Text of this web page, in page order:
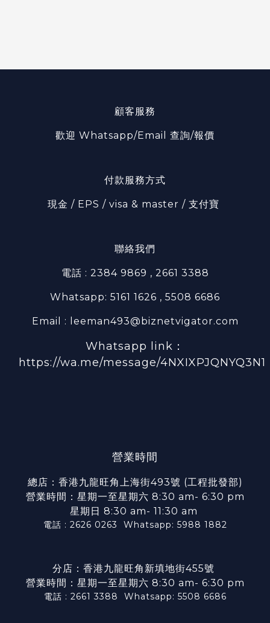
顧客服務
歡迎 Whatsapp/Email 查詢/報價
付款服務方式
現金 / EPS / visa & master / 支付寶
聯絡我們
電話 : 2384 9869 , 2661 3388
Whatsapp: 5161 1626 , 5508 6686
Email : leeman493@biznetvigator.com
Whatsapp link：
https://wa.me/message/4NXIXPJQNYQ3N1
營業時間
總店：香港九龍旺角上海街493號 (工程批發部)
營業時間：星期一至星期六 8:30 am- 6:30 pm
星期日 8:30 am- 11:30 am
電話 : 2626 0263 Whatsapp: 5988 1882
分店：香港九龍旺角新填地街455號
營業時間：星期一至星期六 8:30 am- 6:30 pm
電話 : 2661 3388 Whatsapp: 5508 6686